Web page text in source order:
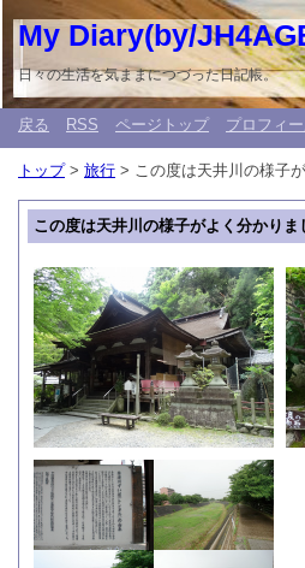
My Diary(by/
日々の生活を気ままにつづった日記帳。
戻る RSS ページトップ プロフィ
トップ> 旅行 > この度は天井川の様子
この度は天井川の様子がよく分かりま